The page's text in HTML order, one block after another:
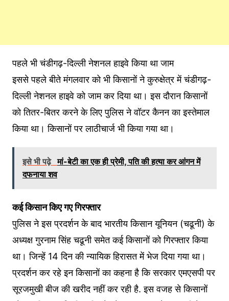
पहले भी चंडीगढ़-दिल्ली नेशनल हाइवे किया था जाम
इससे पहले बीते मंगलवार को भी किसानों ने कुरुक्षेत्र में चंडीगढ़-
दिल्ली नेशनल हाइवे को जाम कर दिया था। इस दौरान किसानों
को तितर-बितर करने के लिए पुलिस ने वॉटर कैनन का इस्तेमाल
किया था। किसानों पर लाठीचार्ज भी किया गया था।
इसे भी पढ़े मां-बेटी का एक ही प्रेमी, पति की हत्या कर आंगन में
दफनाया शव
कई किसान किए गए गिरफ्तार
पुलिस ने इस प्रदर्शन के बाद भारतीय किसान यूनियन (चढूनी) के
अध्यक्ष गुरनाम सिंह चढूनी समेत कई किसानों को गिरफ्तार किया
था। जिन्हें 14 दिन की न्यायिक हिरासत में भेज दिया गया था।
प्रदर्शन कर रहे इन किसानों का कहना है कि सरकार एमएसपी पर
सूरजमुखी बीज की खरीद नहीं कर रही है. इस वजह से किसानों